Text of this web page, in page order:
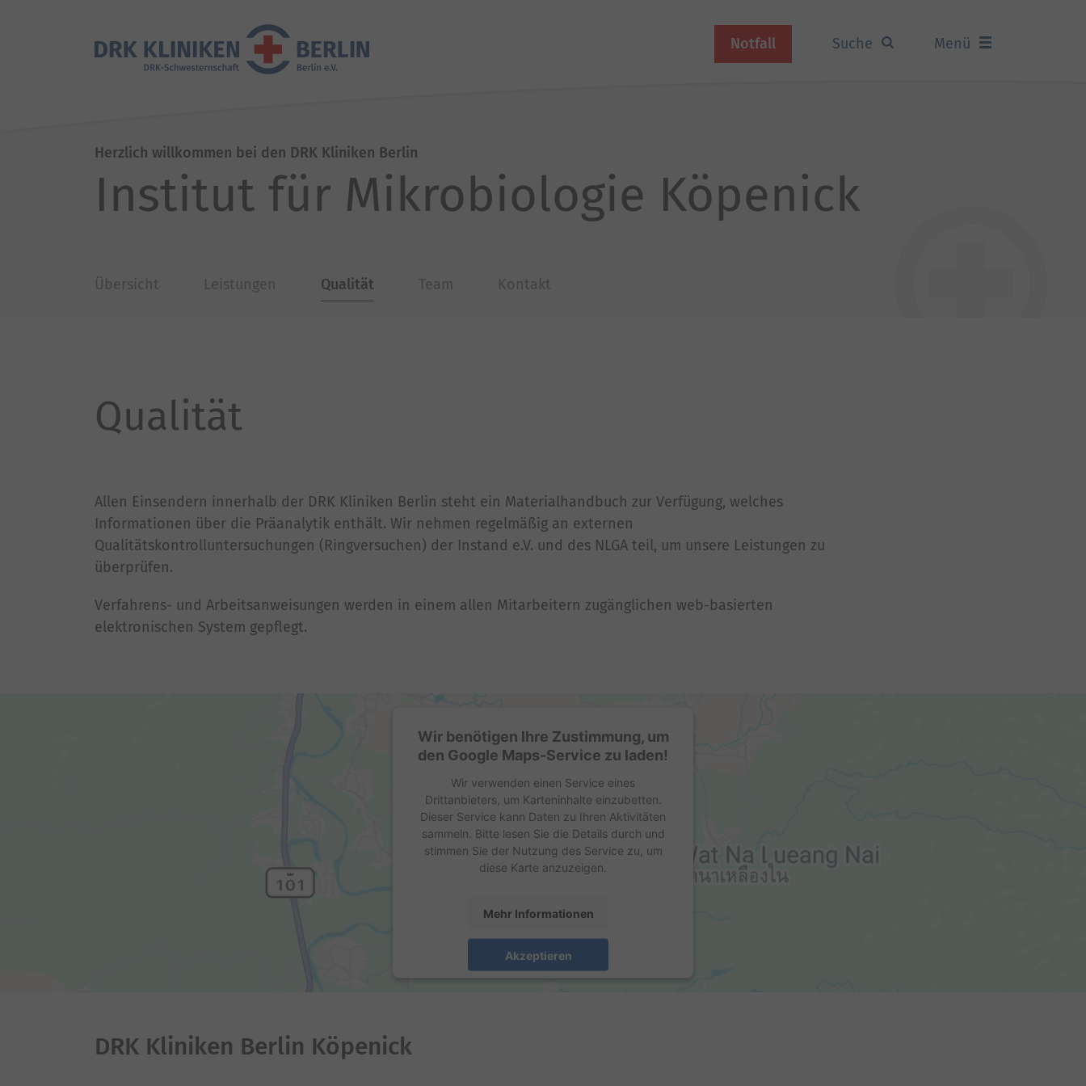
Notfall Suche Menü
Herzlich willkommen bei den DRK Kliniken Berlin
Institut für Mikrobiologie Köpenick
Übersicht Leistungen Qualität Team Kontakt
Qualität
Allen Einsendern innerhalb der DRK Kliniken Berlin steht ein Materialhandbuch zur Verfügung, welches
Informationen über die Präanalytik enthält. Wir nehmen regelmäßig an externen
Qualitätskontrolluntersuchungen (Ringversuchen) der Instand e.V. und des NLGA teil, um unsere Leistungen zu
überprüfen.
Verfahrens- und Arbeitsanweisungen werden in einem allen Mitarbeitern zugänglichen web-basierten
elektronischen System gepflegt.
Wir benötigen Ihre Zustimmung, um
den Google Maps-Service zu laden!
Wir verwenden einen Service eines
Drittanbieters, um Karteninhalte einzubetten.
Dieser Service kann Daten zu Ihren Aktivitäten
sammeln. Bitte lesen Sie die Details durch und
stimmen Sie der Nutzung des Service zu, um
diese Karte anzuzeigen.
Mehr Informationen
Akzeptieren
DRK Kliniken Berlin Köpenick